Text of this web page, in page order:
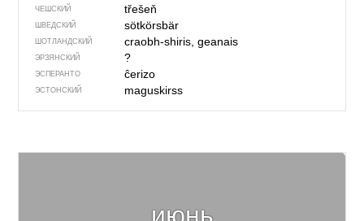
ЧЕШСКИЙ třešeň
ШВЕДСКИЙ sötkörsbär
ШОТЛАНДСКИЙ craobh-shiris, geanais
ЭРЗЯНСКИЙ ?
ЭСПЕРАНТО ĉerizo
ЭСТОНСКИЙ maguskirss